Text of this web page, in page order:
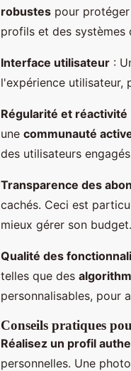
robustes pour
profils et des systèmes
Interface utilisateur :
l'expérience utilisateur,
Régularité et réactivité
une communauté
des utilisateurs
Transparence des
cachés. Ceci est
mieux gérer son budget.
Qualité des
telles que des
personnalisables, pour
Conseils pratiques
Réalisez un profil
personnelles. Une